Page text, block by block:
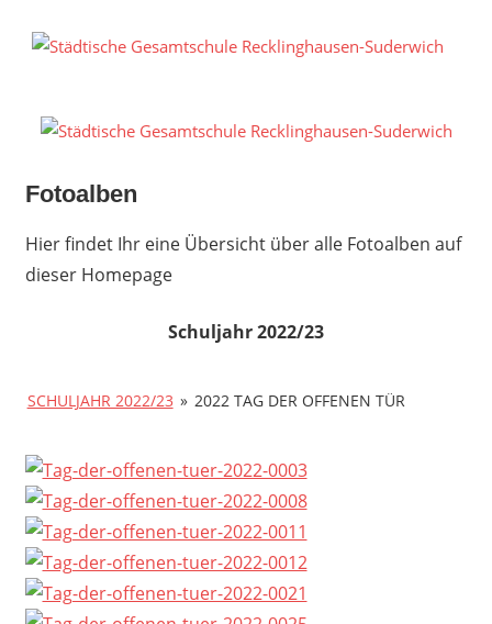
Inhalt
Fotoalben
Hier findet Ihr eine Übersicht über alle Fotoalben auf
dieser Homepage
Schuljahr 2022/23
SCHULJAHR 2022/23 » 2022 TAG DER OFFENEN TÜR